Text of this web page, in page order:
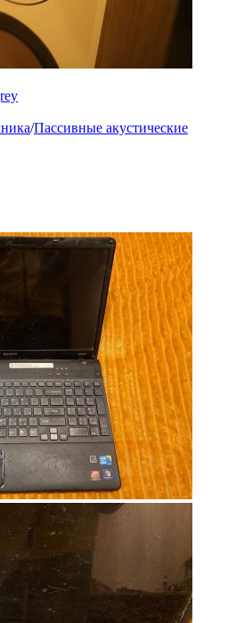
/Пассивные акустические